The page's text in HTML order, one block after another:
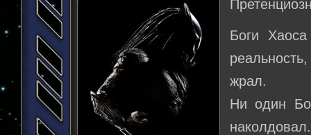
Боги
жрал.
Ни один
наколдовал.